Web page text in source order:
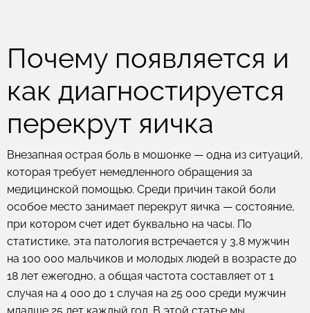
Почему появляется и
как диагностируется
перекрут яичка
Внезапная острая боль в мошонке — одна из ситуаций,
которая требует немедленного обращения за
медицинской помощью. Среди причин такой боли
особое место занимает перекрут яичка — состояние,
при котором счет идет буквально на часы. По
статистике, эта патология встречается у 3,8 мужчин
на 100 000 мальчиков и молодых людей в возрасте до
18 лет ежегодно, а общая частота составляет от 1
случая на 4 000 до 1 случая на 25 000 среди мужчин